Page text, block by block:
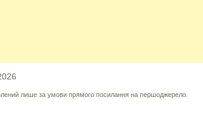
лише за умови прямого посилання на першоджерело.